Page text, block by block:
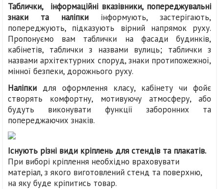
Таблички,
інформаційні вказівники, попереджувальні
знаки та наліпки інформують, застерігають,
попереджують, підказують вірний напрямок руху.
Пропонуємо вам таблички на фасади будинків,
кабінетів, таблички з назвами вулиць; таблички з
назвами архітектурних споруд, знаки протипожежної,
мінної безпеки, дорожнього руху.
Наліпки для оформлення класу, кабінету чи фойє
створять комфортну, мотивуючу атмосферу, або
будуть виконувати функції заборонних та
попереджаючих знаків.
Існують різні види кріплень для стендів та плакатів.
При виборі кріплення необхідно враховувати
матеріал, з якого виготовлений стенд та поверхню,
на яку буде кріпитись товар.